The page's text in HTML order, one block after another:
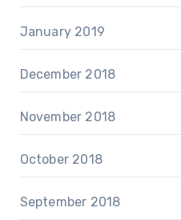
January 2019
December 2018
November 2018
October 2018
September 2018